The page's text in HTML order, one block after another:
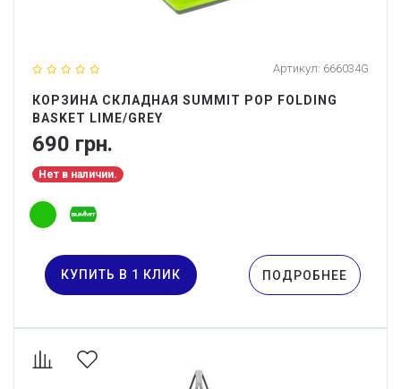
Артикул: 666034G
КОРЗИНА СКЛАДНАЯ SUMMIT POP FOLDING
BASKET LIME/GREY
690 грн.
Нет в наличии.
КУПИТЬ В 1 КЛИК ПОДРОБНЕЕ